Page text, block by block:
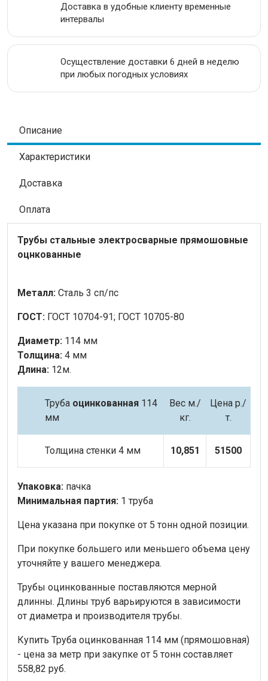
Доставка в удобные клиенту временные
интервалы
Осуществление доставки 6 дней в неделю
при любых погодных условиях
Описание
Характеристики
Доставка
Оплата
Трубы стальные электросварные прямошовные
оцнкованные
Металл: Сталь 3 сп/пс
ГОСТ: ГОСТ 10704-91; ГОСТ 10705-80
Диаметр: 114 мм
Толщина: 4 мм
Длина: 12м.
Труба оцинкованная 114
мм
Вес м./
кг.
Цена р./
т.
Толщина стенки 4 мм 10,851 51500
Упаковка: пачка
Минимальная партия: 1 труба
Цена указана при покупке от 5 тонн одной позиции.
При покупке большего или меньшего объема цену
уточняйте у вашего менеджера.
Трубы оцинкованные поставляются мерной
длинны. Длины труб варьируются в зависимости
от диаметра и производителя трубы.
Купить Труба оцинкованная 114 мм (прямошовная)
- цена за метр при закупке от 5 тонн составляет
558,82 руб.